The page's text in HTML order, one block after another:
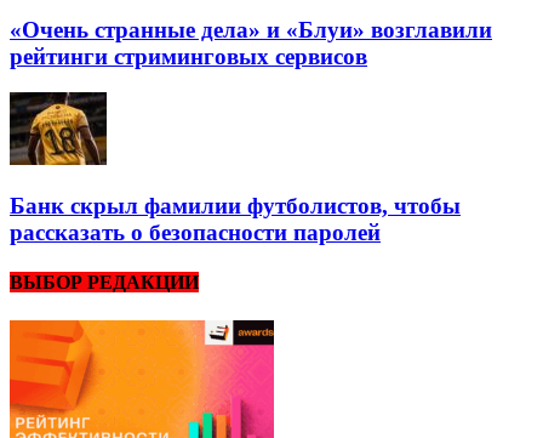
«Очень странные дела» и «Блуи» возглавили
рейтинги стриминговых сервисов
Банк скрыл фамилии футболистов, чтобы
рассказать о безопасности паролей
ВЫБОР РЕДАКЦИИ